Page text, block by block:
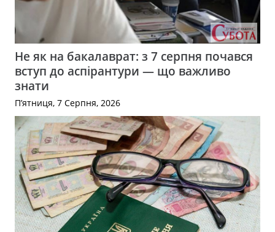
Не як на бакалаврат: з 7 серпня почався
вступ до аспірантури — що важливо
знати
П’ятниця, 7 Серпня, 2026